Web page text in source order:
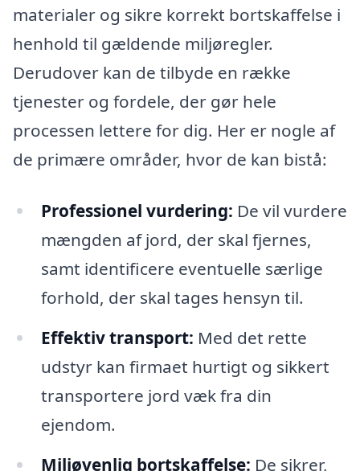
materialer og sikre korrekt bortskaffelse i
henhold til gældende miljøregler.
Derudover kan de tilbyde en række
tjenester og fordele, der gør hele
processen lettere for dig. Her er nogle af
de primære områder, hvor de kan bistå:
Professionel vurdering: De vil vurdere
mængden af jord, der skal fjernes,
samt identificere eventuelle særlige
forhold, der skal tages hensyn til.
Effektiv transport: Med det rette
udstyr kan firmaet hurtigt og sikkert
transportere jord væk fra din
ejendom.
Miljøvenlig bortskaffelse: De sikrer,